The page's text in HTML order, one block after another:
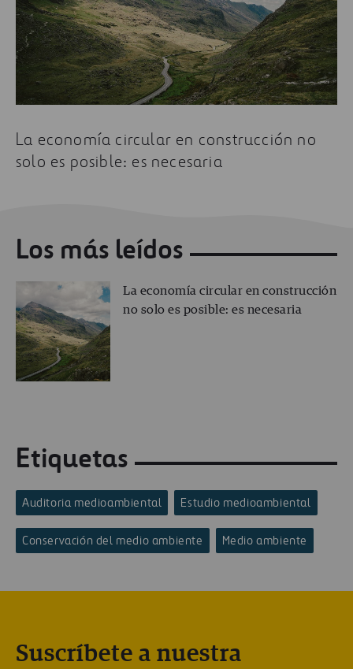
Algunos de los artículos más leídos sobre legislación
medioambiental son:
La economía circular en construcción no solo es
posible: es necesaria
El papel fundamental de las empresas en el
cambio climático
La economía circular en construcción no
solo es posible: es necesaria
Los más leídos
La economía circular en construcción
no solo es posible: es necesaria
Etiquetas
Auditoria medioambiental Estudio medioambiental
Conservación del medio ambiente Medio ambiente
Suscríbete a nuestra